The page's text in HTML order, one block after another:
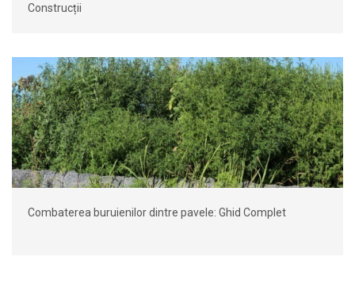
Construcții
Combaterea buruienilor dintre pavele: Ghid Complet